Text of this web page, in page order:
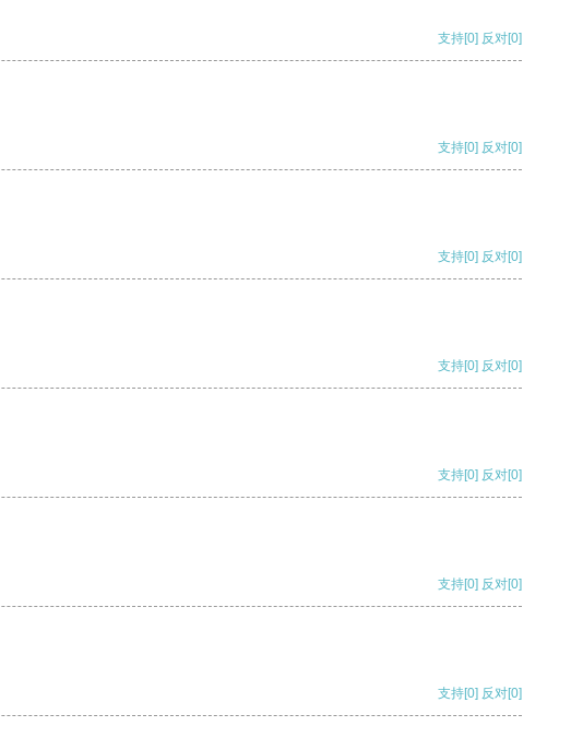
支持[0] 反对[0]
支持[0] 反对[0]
支持[0] 反对[0]
支持[0] 反对[0]
支持[0] 反对[0]
支持[0] 反对[0]
支持[0] 反对[0]